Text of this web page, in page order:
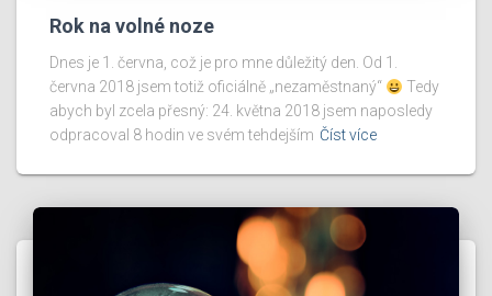
Rok na volné noze
Dnes je 1. června, což je pro mne důležitý den. Od 1.
června 2018 jsem totiž oficiálně „nezaměstnaný“
Tedy
abych byl zcela přesný: 24. května 2018 jsem naposledy
odpracoval 8 hodin ve svém tehdejším Číst více